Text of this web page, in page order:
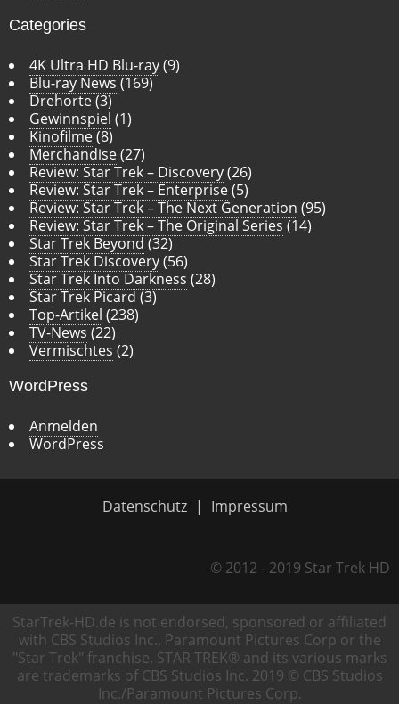
Categories
4K Ultra HD Blu-ray(9)
Blu-ray News (169)
Drehorte(3)
Gewinnspiel (1)
Kinofilme(8)
Merchandise(27)
Review: Star Trek – Discovery(26)
Review: Star Trek – Enterprise(5)
Review: Star Trek – The Next Generation (95)
Review: Star Trek – The Original Series (14)
Star Trek Beyond (32)
Star Trek Discovery(56)
Star Trek Into Darkness (28)
Star Trek Picard (3)
Top-Artikel (238)
TV-News (22)
Vermischtes (2)
WordPress
Anmelden
WordPress
Datenschutz Impressum
© 2012 - 2019 Star Trek HD
StarTrek-HD.de is not endorsed, sponsored or affiliated
with CBS Studios Inc., Paramount Pictures Corp or the
"Star Trek" franchise. STAR TREK® and its various marks
are trademarks of CBS Studios Inc. 2019 © CBS Studios
Inc./Paramount Pictures Corp.